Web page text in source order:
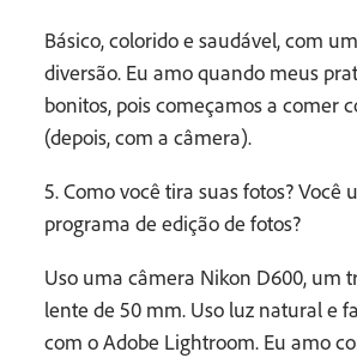
Básico, colorido e saudável, com
diversão. Eu amo quando meus
bonitos, pois começamos a comer
(depois, com a câmera).
5. Como você tira suas fotos? Você
programa de edição de fotos?
Uso uma câmera Nikon D600, um
lente de 50 mm. Uso luz natural e
com o Adobe Lightroom. Eu amo